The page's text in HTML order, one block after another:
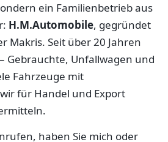
ein Familienbetrieb aus
H.M.Automobile, gegründet
Makris. Seit über 20 Jahren
Gebrauchte, Unfallwagen und
Fahrzeuge mit
für Handel und Export
haben Sie mich oder